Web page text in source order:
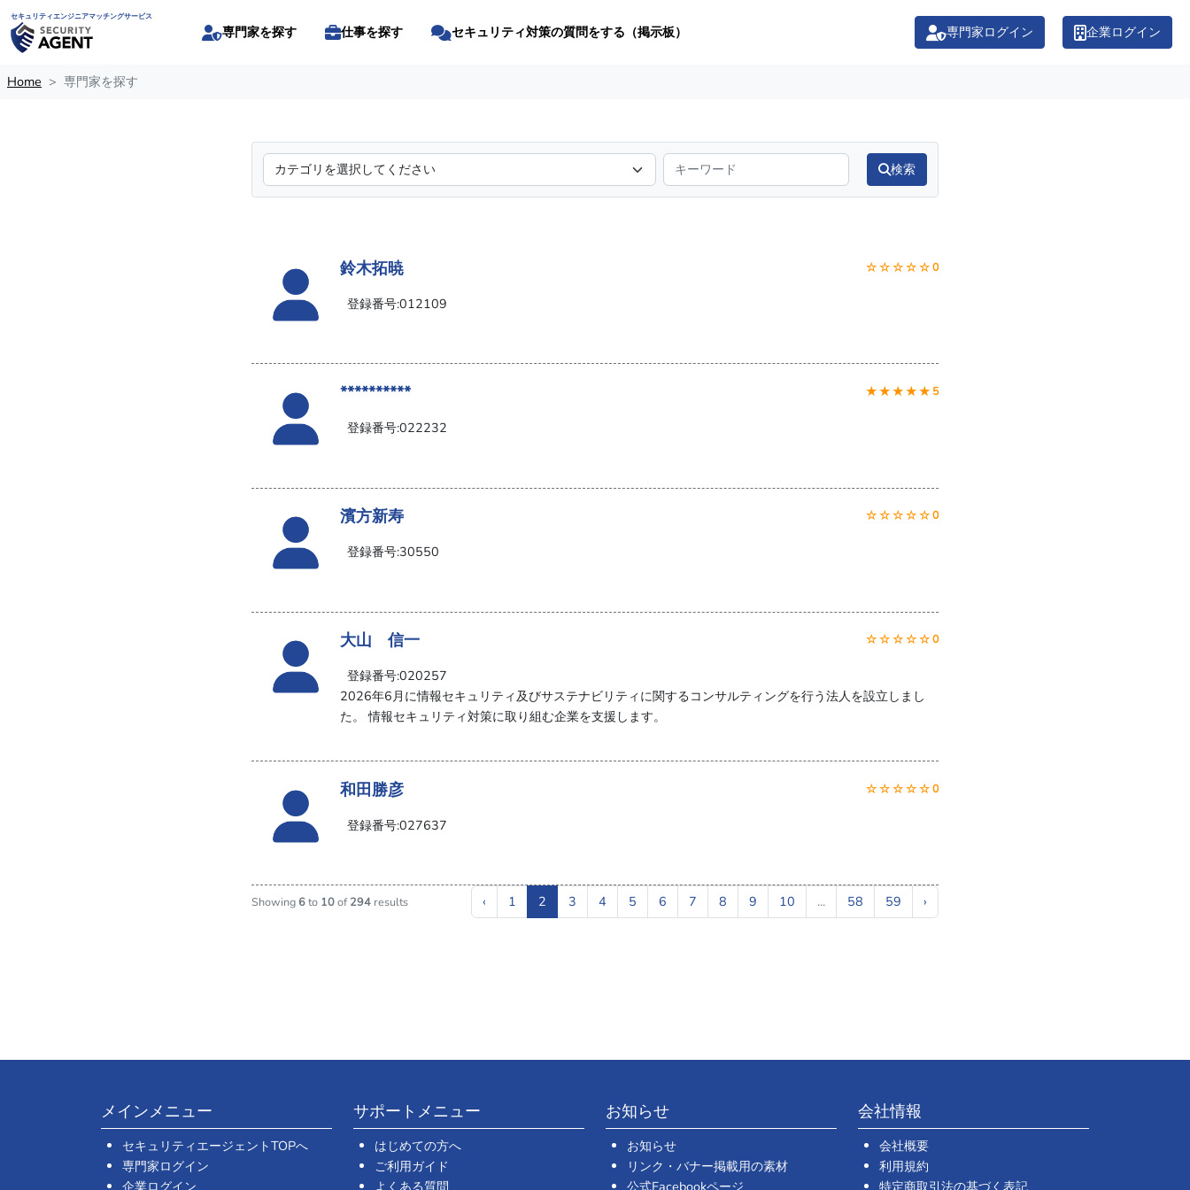
セキュリティエンジニアマッチングサービス
専門家を探す 仕事を探す セキュリティ対策の質問をする（掲示板） 専門家ログイン 企業ログイン
Home 専門家を探す
検索
☆ ☆ ☆ ☆ ☆ 0
鈴木拓暁
登録番号:012109
★ ★ ★ ★ ★ 5
**********
登録番号:022232
☆ ☆ ☆ ☆ ☆ 0
濱方新寿
登録番号:30550
☆ ☆ ☆ ☆ ☆ 0
大山 信一
登録番号:020257
2026年6月に情報セキュリティ及びサステナビリティに関するコンサルティングを行う法人を設立しまし
た。 情報セキュリティ対策に取り組む企業を支援します。
☆ ☆ ☆ ☆ ☆ 0
和田勝彦
登録番号:027637
Showing6to 10of294 results ‹ 1 2 3 4 5 6 7 8 9 10 ... 58 59 ›
メインメニュー
セキュリティエージェントTOPへ
専門家ログイン
サポートメニュー
はじめての方へ
ご利用ガイド
お知らせ
お知らせ
リンク・バナー掲載用の素材
会社情報
会社概要
利用規約